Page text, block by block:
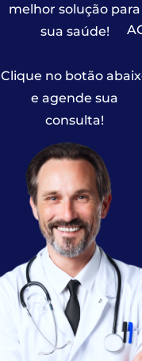
melhor solução para
sua saúde!
Clique no botão
e agende sua
consulta!